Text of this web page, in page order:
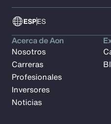
ESPES
Acerca de Aon
Nosotros
Carreras
Profesionales
Inversores
Noticias